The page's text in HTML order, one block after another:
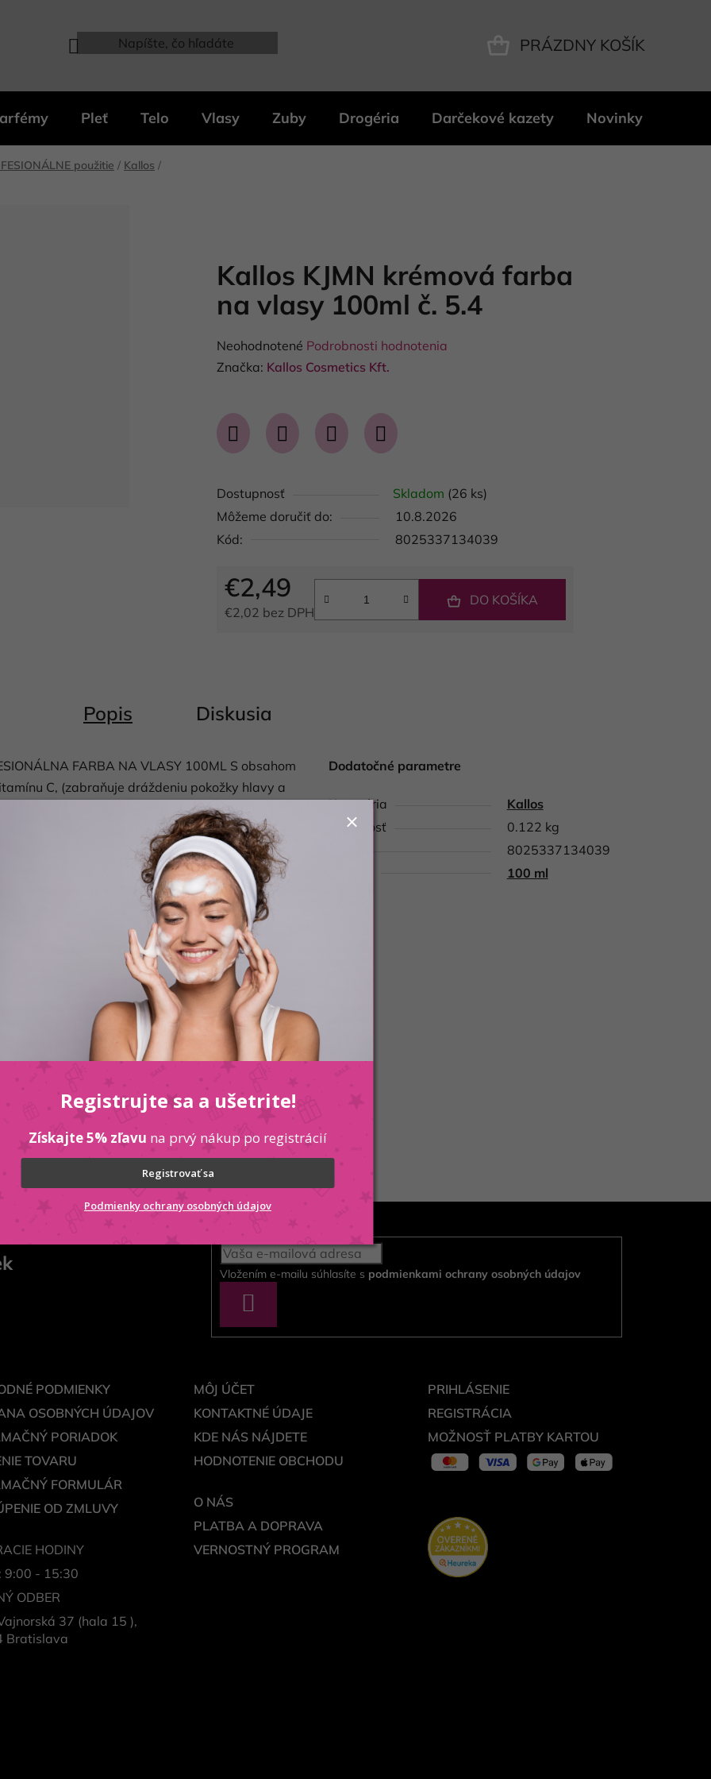
PRÁZDNY KOŠÍK
Pleť Telo Vlasy Zuby Drogéria Darčekové kazety Novinky
použitie / Kallos /
Kallos KJMN krémová farba
na vlasy 100ml č. 5.4
Priemerné
hodnotenie
0,0
z
hviezdičiek.
Neohodnotené Podrobnosti hodnotenia
Značka: Kallos Cosmetics Kft.
Dostupnosť Skladom (26 ks)
Môžeme doručiť do:
10.8.2026
Kód:
8025337134039
€2,49
€2,02 bez DPH
DO KOŠÍKA
Popis Diskusia
FARBA NA VLASY 100ML S obsahom
C, (zabraňuje dráždeniu pokožky hlavy a
ktorý je prirodzenou súčasťou vlasov a pri
tým ich obnovuje. Má veľmi dobrú schopnosť
a účinnú anti-oxidačnú funkciu. Široká paleta
žiarivé farby, výborné krytie šedín, vráti
skvelú kondíciu, farebnú stálosť a
sa doporučuje použiť oxidant KJMN
vlasy, avšak predtým vždy vykonajte
aplikácií použite rukavice.Farbu s peroxidom
v odporúčanom pomere. POMER MIEŠANIA
alebo tmavé - 10 vol - 3% 1-2 tóny
30 vol - 9% zosvetlenie o 4-5 tónov - 40 vol -
a pridajte 75ml oxidantu, a následne
1: 2 (1 diel farby: 2 dielu peroxidu): u
zosvetlenie o 3 tóny - 30 vol - 9%
000 pomer 1: 2 25 ml special blond + 25 ml
90.02, 90.32) 1: 2 s 3% oxidantom,
0.65, 0.66, 0.88) 15ml mixton + 50 ml
nie je súčasťou farby!
Dodatočné parametre
Kategória
Kallos
Hmotnosť
0.122 kg
8025337134039
100 ml
Vložením e-mailu súhlasíte s podmienkami ochrany osobných údajov
SA
PODMIENKY
OSOBNÝCH ÚDAJOV
PORIADOK
TOVARU
FORMULÁR
OD ZMLUVY
HODINY
9:00 - 15:30
ODBER
37 (hala 15 ),
Bratislava
MÔJ ÚČET
KONTAKTNÉ ÚDAJE
KDE NÁS NÁJDETE
HODNOTENIE OBCHODU
O NÁS
PLATBA A DOPRAVA
VERNOSTNÝ PROGRAM
PRIHLÁSENIE
REGISTRÁCIA
MOŽNOSŤ PLATBY KARTOU
Registrujte sa a ušetrite!
Získajte 5% zľavu na prvý nákup po registrácií
Registrovať sa
Podmienky ochrany osobných údajov